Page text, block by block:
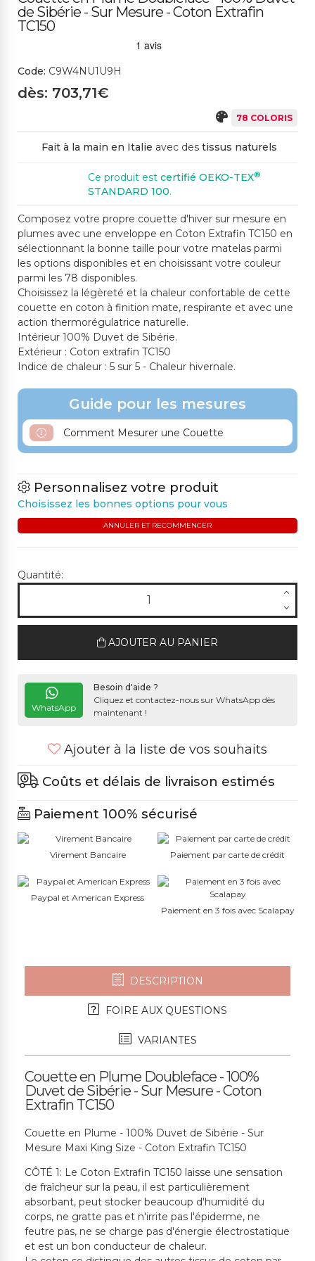
09CH GRIS CLAIR 06CS MARRON
380SP BRUN FONCÉ
13SP BORDEAUX 14CH LILAS 2765CH CYCLAMEN
17SP PRUNE
22ME BLEU POUDRE
24CS BLEU COBALT
2013SP BLEU ÉLECTRIQU
25SP BLEU MOYEN 26SP BLEU FONCÉ
27SP SARCELLE
23RE BLEU AVIO 20ME SUCRE GLACE 412ME VERT D'EAU
19ME VERT SAUGE
372SP VERT BOUTEIL
602ME VERT POMME
de Sibérie - Sur Mesure - Coton Extrafin
TC150
Code: C9W4NU1U9H
dès: 703,71€
78 COLORIS
Fait à la main en Italie avec des tissus naturels
Ce produit est certifié OEKO-TEX®
STANDARD 100.
Composez votre propre couette d'hiver sur mesure en
plumes avec une enveloppe en Coton Extrafin TC150 en
sélectionnant la bonne taille pour votre matelas parmi
les options disponibles et en choisissant votre couleur
parmi les 78 disponibles.
Choisissez la légèreté et la chaleur confortable de cette
couette en coton à finition mate, respirante et avec une
action thermorégulatrice naturelle.
Intérieur 100% Duvet de Sibérie.
Extérieur : Coton extrafin TC150
Indice de chaleur : 5 sur 5 - Chaleur hivernale.
Guide pour les mesures
Comment Mesurer une Couette
Personnalisez votre produit
Choisissez les bonnes options pour vous
ANNULER ET RECOMMENCER
Quantité:
AJOUTER AU PANIER
WhatsApp
Besoin d'aide ?
Cliquez et contactez-nous sur WhatsApp dès
maintenant !
Ajouter à la liste de vos souhaits
Coûts et délais de livraison estimés
Paiement 100% sécurisé
Virement Bancaire Paiement par carte de crédit
Paypal et American Express
Paiement en 3 fois avec Scalapay
DESCRIPTION
FOIRE AUX QUESTIONS
VARIANTES
Couette en Plume Doubleface - 100%
Duvet de Sibérie - Sur Mesure - Coton
Extrafin TC150
Couette en Plume - 100% Duvet de Sibérie - Sur
Mesure Maxi King Size - Coton Extrafin TC150
CÔTÉ 1: Le Coton Extrafin TC150 laisse une sensation
de fraîcheur sur la peau, il est particulièrement
absorbant, peut stocker beaucoup d'humidité du
corps, ne gratte pas et n'irrite pas l'épiderme, ne
feutre pas, ne se charge pas d'énergie électrostatique
et est un bon conducteur de chaleur.